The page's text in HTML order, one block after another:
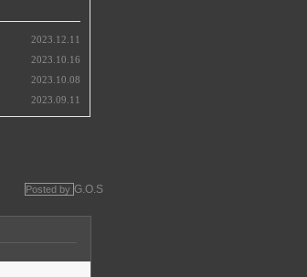
2023.12.11
2023.10.16
2023.10.08
2023.09.11
Posted by G.O.S